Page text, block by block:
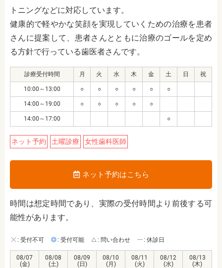
トニングなどに対応しています。
健康的で軽やかな笑顔を実現していくための治療を患者
さんに提案して、患者さんとともに治療のゴールを定め
る方針で行っている歯医者さんです。
診療受付時間 月 火 水 木 金 土 日 祝
10:00～13:00 ○ ○ ○ ○ ○ ○
14:00～19:00 ○ ○ ○ ○ ○
14:00～17:00 ○
ネット予約 土曜診療 女性歯科医師
ネット予約はこちら
時間は想定時間であり、実際の受付時間より前後する可
能性があります。
: 受付不可 : 受付可能 : 問い合わせ : 休診日
08/07
(金)
08/08
(土)
08/09
(日)
08/10
(月)
08/11
(火)
08/12
(水)
08/13
(木)